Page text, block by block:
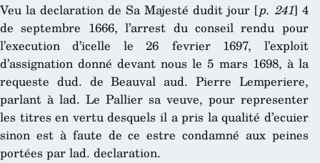
Veu la declaration de Sa Majesté dudit jour [p. 241] 4
de septembre 1666, l’arrest du conseil rendu pour
l’execution d’icelle le 26 fevrier 1697, l’exploit
d’assignation donné devant nous le 5 mars 1698, à la
requeste dud. de Beauval aud. Pierre Lemperiere,
parlant à lad. Le Pallier sa veuve, pour representer
les titres en vertu desquels il a pris la qualité d’ecuier
sinon est à faute de ce estre condamné aux peines
portées par lad. declaration.